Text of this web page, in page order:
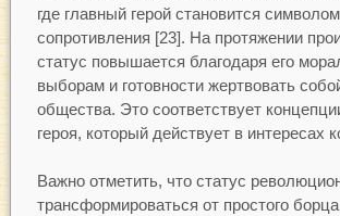
где главный герой становится символом
сопротивления [23]. На протяжении
статус повышается благодаря его
выборам и готовности жертвовать
общества. Это соответствует
героя, который действует в интересах
Важно отметить, что статус
трансформироваться от простого